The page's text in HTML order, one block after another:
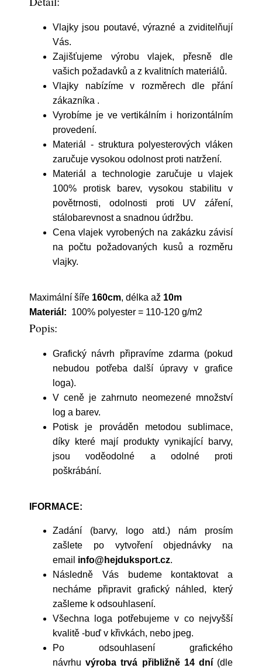
Vlajky jsou poutavé, výrazné a zviditelňují
Vás.
Zajišťujeme výrobu vlajek, přesně dle
vašich požadavků a z kvalitních materiálů.
Vlajky nabízíme v rozměrech dle přání
zákazníka .
Vyrobíme je ve vertikálním i horizontálním
provedení.
Materiál - struktura polyesterových vláken
zaručuje vysokou odolnost proti natržení.
Materiál a technologie zaručuje u vlajek
100% protisk barev, vysokou stabilitu v
povětrnosti, odolnosti proti UV záření,
stálobarevnost a snadnou údržbu.
Cena vlajek vyrobených na zakázku závisí
na počtu požadovaných kusů a rozměru
vlajky.
Maximální šíře 160cm, délka až 10m
Materiál: 100% polyester = 110-120 g/m2
Popis:
Grafický návrh připravíme zdarma (pokud
nebudou potřeba další úpravy v grafice
loga).
V ceně je zahrnuto neomezené množství
log a barev.
Potisk je prováděn metodou sublimace,
díky které mají produkty vynikající barvy,
jsou voděodolné a odolné proti
poškrábání.
IFORMACE:
Zadání (barvy, logo atd.) nám prosím
zašlete po vytvoření objednávky na
email info@hejduksport.cz.
Následně Vás budeme kontaktovat a
necháme připravit grafický náhled, který
zašleme k odsouhlasení.
Všechna loga potřebujeme v co nejvyšší
kvalitě -buď v křivkách, nebo jpeg.
Po odsouhlasení grafického
návrhu výroba trvá přibližně 14 dní(dle